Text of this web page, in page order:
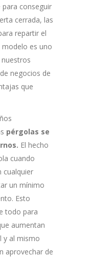
conseguir
cerrada, las
repartir el
modelo es uno
negocios de
que
pérgolas se
El hecho
cuando
cualquier
un mínimo
Esto
todo para
aumentan
y al mismo
aprovechar de